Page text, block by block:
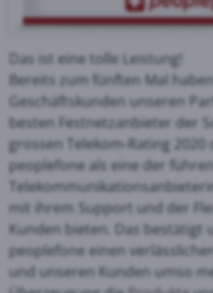
Das ist eine tolle Leistung!
Bereits zum fünften Mal
Geschäftskunden unseren
besten Festnetzanbieter der
grossen Telekom-Rating 2020
peoplefone als eine der
mit ihrem Support und der
Kunden bieten. Das bestätigt
peoplefone einen
und unseren Kunden umso